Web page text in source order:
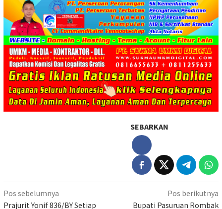
SEBARKAN
Navigasi
Pos sebelumnya
Prajurit Yonif 836/BY Setiap
Pos berikutnya
Bupati Pasuruan Rombak